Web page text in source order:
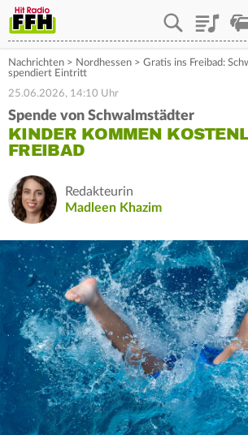
Playlist
Nachrichten > Nordhessen > Gratis ins Freibad:
spendiert Eintritt
25.06.2026, 14:10 Uhr
Spende von Schwalmstädter
KINDER KOMMEN
FREIBAD
Redakteurin
Madleen Khazim